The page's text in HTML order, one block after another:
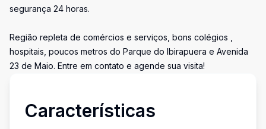
segurança 24 horas.
Região repleta de comércios e serviços, bons colégios ,
hospitais, poucos metros do Parque do Ibirapuera e Avenida
23 de Maio. Entre em contato e agende sua visita!
Características